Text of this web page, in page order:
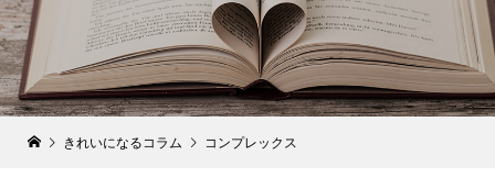
きれいになるコラム コンプレックス